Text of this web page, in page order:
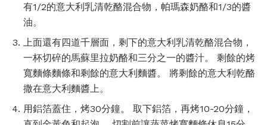
有1/2的意大利乳清乾酪混合物，帕瑪森奶酪和1/3的醬
油。
上面還有四道千層面，剩下的意大利乳清乾酪混合物，
一杯切碎的馬蘇里拉奶酪和三分之一的醬汁。 剩餘的烤
寬麵條麵條和剩餘的意大利麵醬。 將剩餘的意大利乾酪
撒在意大利麵醬上。
用鋁箔蓋住，烤30分鐘。 取下鋁箔，再烤10-20分鐘，